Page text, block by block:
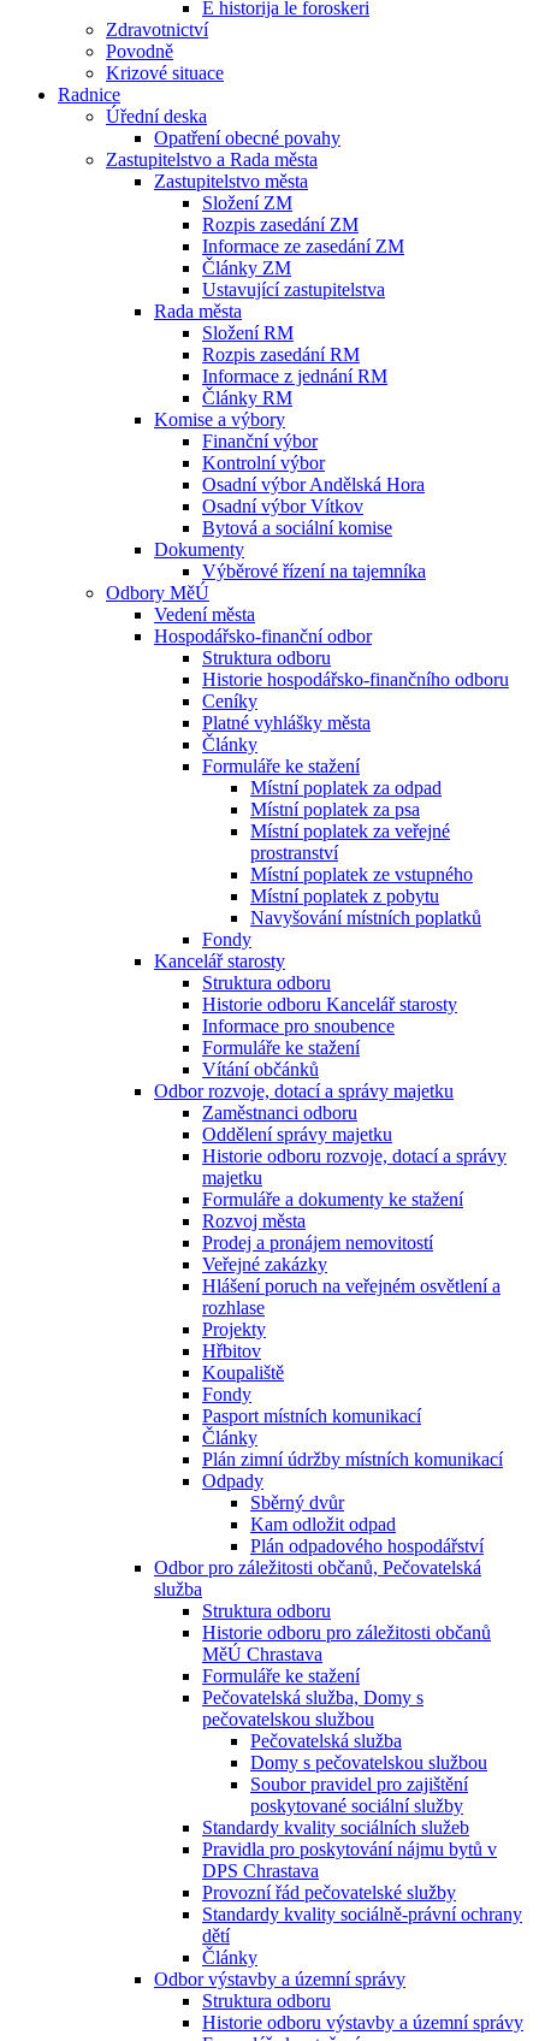
E historija le foroskeri
Zdravotnictví
Povodně
Krizové situace
Radnice
Úřední deska
Opatření obecné povahy
Zastupitelstvo a Rada města
Zastupitelstvo města
Složení ZM
Rozpis zasedání ZM
Informace ze zasedání ZM
Články ZM
Ustavující zastupitelstva
Rada města
Složení RM
Rozpis zasedání RM
Informace z jednání RM
Články RM
Komise a výbory
Finanční výbor
Kontrolní výbor
Osadní výbor Andělská Hora
Osadní výbor Vítkov
Bytová a sociální komise
Dokumenty
Výběrové řízení na tajemníka
Odbory MěÚ
Vedení města
Hospodářsko-finanční odbor
Struktura odboru
Historie hospodářsko-finančního odboru
Ceníky
Platné vyhlášky města
Články
Formuláře ke stažení
Místní poplatek za odpad
Místní poplatek za psa
Místní poplatek za veřejné
prostranství
Místní poplatek ze vstupného
Místní poplatek z pobytu
Navyšování místních poplatků
Fondy
Kancelář starosty
Struktura odboru
Historie odboru Kancelář starosty
Informace pro snoubence
Formuláře ke stažení
Vítání občánků
Odbor rozvoje, dotací a správy majetku
Zaměstnanci odboru
Oddělení správy majetku
Historie odboru rozvoje, dotací a správy
majetku
Formuláře a dokumenty ke stažení
Rozvoj města
Prodej a pronájem nemovitostí
Veřejné zakázky
Hlášení poruch na veřejném osvětlení a
rozhlase
Projekty
Hřbitov
Koupaliště
Fondy
Pasport místních komunikací
Články
Plán zimní údržby místních komunikací
Odpady
Sběrný dvůr
Kam odložit odpad
Plán odpadového hospodářství
Odbor pro záležitosti občanů, Pečovatelská
služba
Struktura odboru
Historie odboru pro záležitosti občanů
MěÚ Chrastava
Formuláře ke stažení
Pečovatelská služba, Domy s
pečovatelskou službou
Pečovatelská služba
Domy s pečovatelskou službou
Soubor pravidel pro zajištění
poskytované sociální služby
Standardy kvality sociálních služeb
Pravidla pro poskytování nájmu bytů v
DPS Chrastava
Provozní řád pečovatelské služby
Standardy kvality sociálně-právní ochrany
dětí
Články
Odbor výstavby a územní správy
Struktura odboru
Historie odboru výstavby a územní správy